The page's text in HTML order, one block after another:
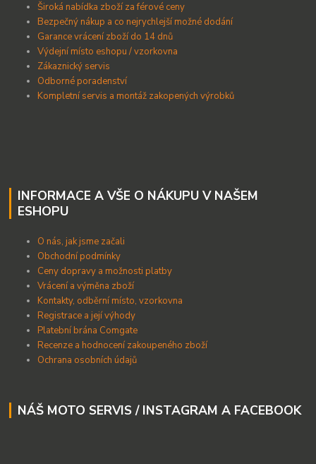
Široká nabídka zboží za férové ceny
Bezpečný nákup a co nejrychlejší možné dodání
Garance vrácení zboží do 14 dnů
Výdejní místo eshopu / vzorkovna
Zákaznický servis
Odborné poradenství
Kompletní servis a montáž zakopených výrobků
INFORMACE A VŠE O NÁKUPU V NAŠEM
ESHOPU
O nás, jak jsme začali
Obchodní podmínky
Ceny dopravy a možnosti platby
Vrácení a výměna zboží
Kontakty, odběrní místo, vzorkovna
Registrace a její výhody
Platební brána Comgate
Recenze a hodnocení zakoupeného zboží
Ochrana osobních údajů
NÁŠ MOTO SERVIS / INSTAGRAM A FACEBOOK